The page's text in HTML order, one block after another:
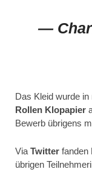
—
Das Kleid wurde
Rollen Klopapier
Bewerb übrigens
Via Twitter fanden
übrigen